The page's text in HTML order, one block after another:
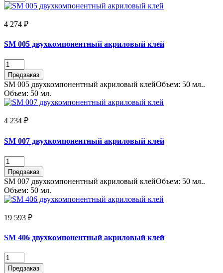
4 274 ₽
SM 005 двухкомпонентный акриловый клей
Предзаказ
SM 005 двухкомпонентный акриловый клейОбъем: 50 мл..
Объем: 50 мл.
4 234 ₽
SM 007 двухкомпонентный акриловый клей
Предзаказ
SM 007 двухкомпонентный акриловый клейОбъем: 50 мл..
Объем: 50 мл.
19 593 ₽
SM 406 двухкомпонентный акриловый клей
Предзаказ